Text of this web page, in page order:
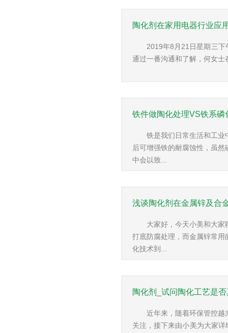
陶化剂在家用电器行业应
2019年8月21日星期三
通过一番沟通和了解，何女
铁件做陶化处理VS铁系磷
铁是我们日常生活和工业
后可增强铁的耐腐蚀性，虽
中会以致...
浅谈陶化剂在金属锌及合
大家好，今天小美和大
打底防腐处理，而金属锌常
化技术到...
陶化剂_试问陶化工艺是
近年来，随着环保管控越
关注，接下来由小美为大家